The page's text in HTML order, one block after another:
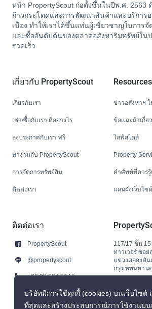
หน้า PropertyScout ก่อตั้งขึ้นในปีพ.ศ. 2563
ก้าวกระโดดและการพัฒนาสินค้าและบริการ
เนื่อง ทำให้เราได้ขึ้นแท่นผู้เชี่ยวชาญในการจั
และซื้ออันดับต้นของตลาดอสังหาริมทรัพย์ในป
รวดเร็ว
เกี่ยวกับ PropertyScout
เกี่ยวกับเรา
เช่า/ซื้อกับเรา ดีอย่างไร
ลงประกาศกับเรา ฟรี
ทำงานกับ PropertyScout
การจัดการทรัพย์สิน
ติดต่อเรา
Resources
ข่าวอสังหาฯ ใ
ข้อแนะนำเกี่ย
ไลฟ์สไตล์
Property
คำศัพท์ที่ควรรู้
แผนผังเว็บไซต์
ติดต่อเรา
PropertyScout
@propertyscout
+66 92 264 3444
+66 92 264 3444
117/17 ชั้น
ทาวเวอร์ ซอ
แขวงคลองตั
กรุงเทพมหาน
บริษัทมีการใช้คุกกี้ (cookies) บนเว็บไซต์
ที่สุดและสร้างประสบการณ์การใช้งานบน